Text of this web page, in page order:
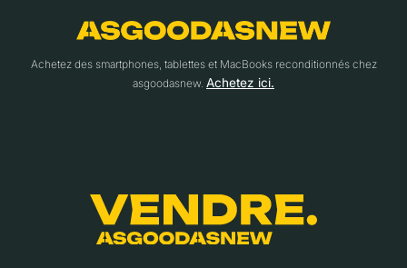
Achetez des smartphones, tablettes et MacBooks reconditionnés chez
asgoodasnew. Achetez ici.